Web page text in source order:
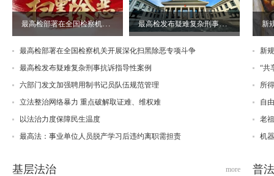
最高检部署在全国检察机关开展深化扫黑除恶专项斗争 最高检发布疑难复杂刑事抗诉指导性案例
最高检部署在全国检察机关开展深化扫黑除恶专项斗争
最高检发布疑难复杂刑事抗诉指导性案例
六部门发文加强聘用制书记员队伍规范管理
立法整治网络暴力 重点破解取证难、维权难
以法治力度保障民生温度
最高法：事业单位人员脱产学习后违约离职需担责
新
“共
所
自
老
机
more
基层法治 普